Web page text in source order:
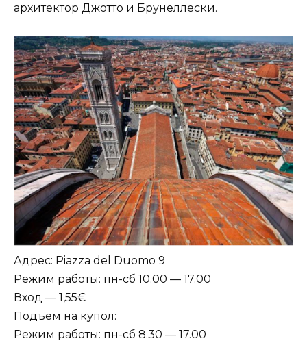
архитектор Джотто и Брунеллески.
Адрес: Piazza del Duomo 9
Режим работы: пн-сб 10.00 — 17.00
Вход — 1,55€
Подъем на купол:
Режим работы: пн-сб 8.30 — 17.00